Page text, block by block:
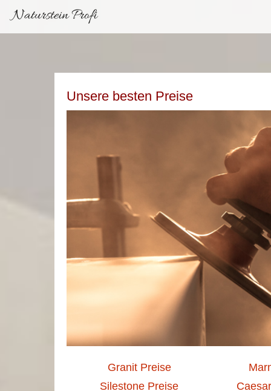
Naturstein Profi
Unsere besten Preise
Granit Preise
Silestone Preise